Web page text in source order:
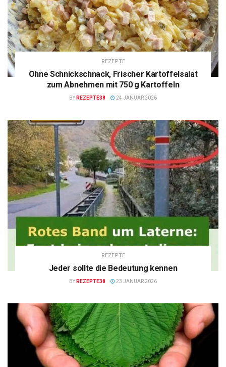
REZEPTE
Ohne Schnickschnack, Frischer Kartoffelsalat
zum Abnehmen mit 750 g Kartoffeln
BY REZEPTE38 24 JANUAR 2026
REZEPTE
Jeder sollte die Bedeutung kennen
BY REZEPTE38 23 JANUAR 2026